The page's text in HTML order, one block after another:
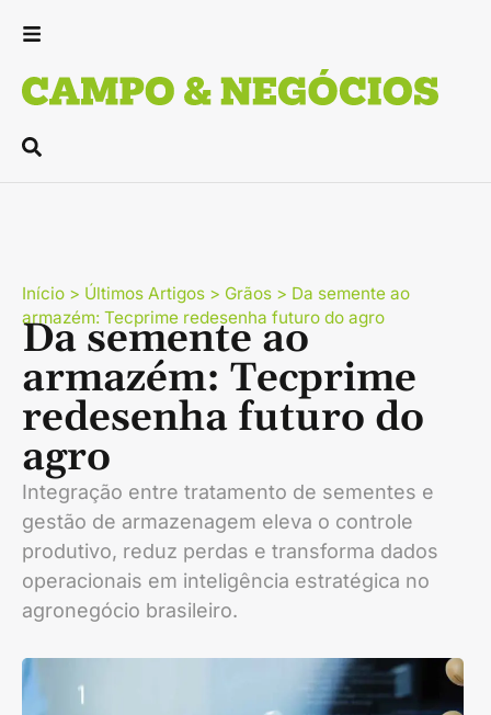
Início > Últimos Artigos > Grãos > Da semente ao
armazém: Tecprime redesenha futuro do agro
Da semente ao
armazém: Tecprime
redesenha futuro do
agro
Integração entre tratamento de sementes e
gestão de armazenagem eleva o controle
produtivo, reduz perdas e transforma dados
operacionais em inteligência estratégica no
agronegócio brasileiro.